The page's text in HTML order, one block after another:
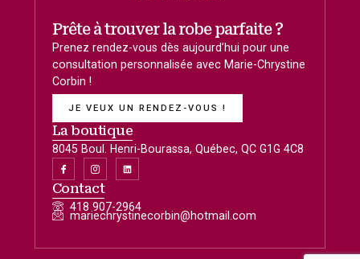
Prête à trouver la robe parfaite ?
Prenez rendez-vous dès aujourd’hui pour une
consultation personnalisée avec Marie-Chrystine
Corbin !
JE VEUX UN RENDEZ-VOUS !
La boutique
8045 Boul. Henri-Bourassa, Québec, QC G1G 4C8
Contact
418 907-2964
mariechrystinecorbin@hotmail.com